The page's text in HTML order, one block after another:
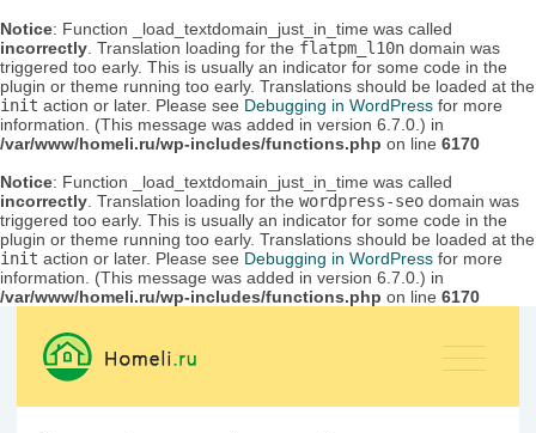
Notice: Function _load_textdomain_just_in_time was called
incorrectly . Translation loading for the flatpm_l10n domain was
triggered too early. This is usually an indicator for some code in the
plugin or theme running too early. Translations should be loaded at the
init action or later. Please see Debugging in WordPress for more
information. (This message was added in version 6.7.0.) in
/var/www/homeli.ru/wp-includes/functions.php on line 6170
Notice: Function _load_textdomain_just_in_time was called
incorrectly . Translation loading for the wordpress-seo domain was
triggered too early. This is usually an indicator for some code in the
plugin or theme running too early. Translations should be loaded at the
init action or later. Please see Debugging in WordPress for more
information. (This message was added in version 6.7.0.) in
/var/www/homeli.ru/wp-includes/functions.php on line 6170